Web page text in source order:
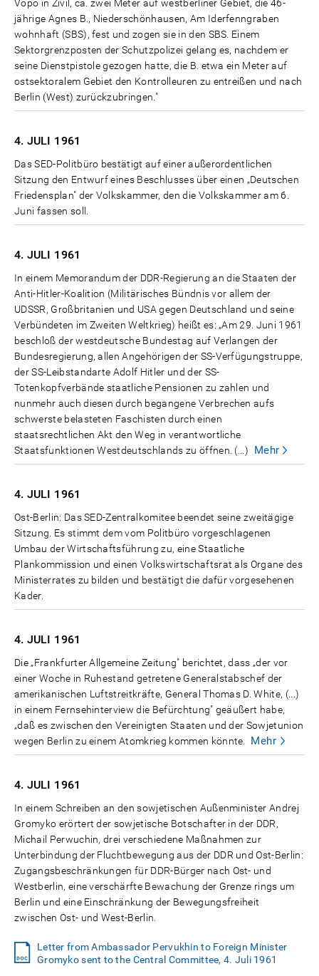
Vopo in Zivil, ca. zwei Meter auf westberliner Gebiet, die 46-
jährige Agnes B., Niederschönhausen, Am Iderfenngraben
wohnhaft (SBS), fest und zogen sie in den SBS. Einem
Sektorgrenzposten der Schutzpolizei gelang es, nachdem er
seine Dienstpistole gezogen hatte, die B. etwa ein Meter auf
ostsektoralem Gebiet den Kontrolleuren zu entreißen und nach
Berlin (West) zurückzubringen."
4. JULI 1961
Das SED-Politbüro bestätigt auf einer außerordentlichen
Sitzung den Entwurf eines Beschlusses über einen „Deutschen
Friedensplan" der Volkskammer, den die Volkskammer am 6.
Juni fassen soll.
4. JULI 1961
In einem Memorandum der DDR-Regierung an die Staaten der
Anti-Hitler-Koalition (Militärisches Bündnis vor allem der
UDSSR, Großbritanien und USA gegen Deutschland und seine
Verbündeten im Zweiten Weltkrieg) heißt es: „Am 29. Juni 1961
beschloß der westdeutsche Bundestag auf Verlangen der
Bundesregierung, allen Angehörigen der SS-Verfügungstruppe,
der SS-Leibstandarte Adolf Hitler und der SS-
Totenkopfverbände staatliche Pensionen zu zahlen und
nunmehr auch diesen durch begangene Verbrechen aufs
schwerste belasteten Faschisten durch einen
staatsrechtlichen Akt den Weg in verantwortliche
Staatsfunktionen Westdeutschlands zu öffnen. (...)
Mehr
4. JULI 1961
Ost-Berlin: Das SED-Zentralkomitee beendet seine zweitägige
Sitzung. Es stimmt dem vom Politbüro vorgeschlagenen
Umbau der Wirtschaftsführung zu, eine Staatliche
Plankommission und einen Volkswirtschaftsrat als Organe des
Ministerrates zu bilden und bestätigt die dafür vorgesehenen
Kader.
4. JULI 1961
Die „Frankfurter Allgemeine Zeitung" berichtet, dass „der vor
einer Woche in Ruhestand getretene Generalstabschef der
amerikanischen Luftstreitkräfte, General Thomas D. White, (...)
in einem Fernsehinterview die Befürchtung" geäußert habe,
„daß es zwischen den Vereinigten Staaten und der Sowjetunion
wegen Berlin zu einem Atomkrieg kommen könnte.
Mehr
4. JULI 1961
In einem Schreiben an den sowjetischen Außenminister Andrej
Gromyko erörtert der sowjetische Botschafter in der DDR,
Michail Perwuchin, drei verschiedene Maßnahmen zur
Unterbindung der Fluchtbewegung aus der DDR und Ost-Berlin:
Zugangsbeschränkungen für DDR-Bürger nach Ost- und
Westberlin, eine verschärfte Bewachung der Grenze rings um
Berlin und eine Einschränkung der Bewegungsfreiheit
zwischen Ost- und West-Berlin.
Letter from Ambassador Pervukhin to Foreign Minister
Gromyko sent to the Central Committee, 4. Juli 1961